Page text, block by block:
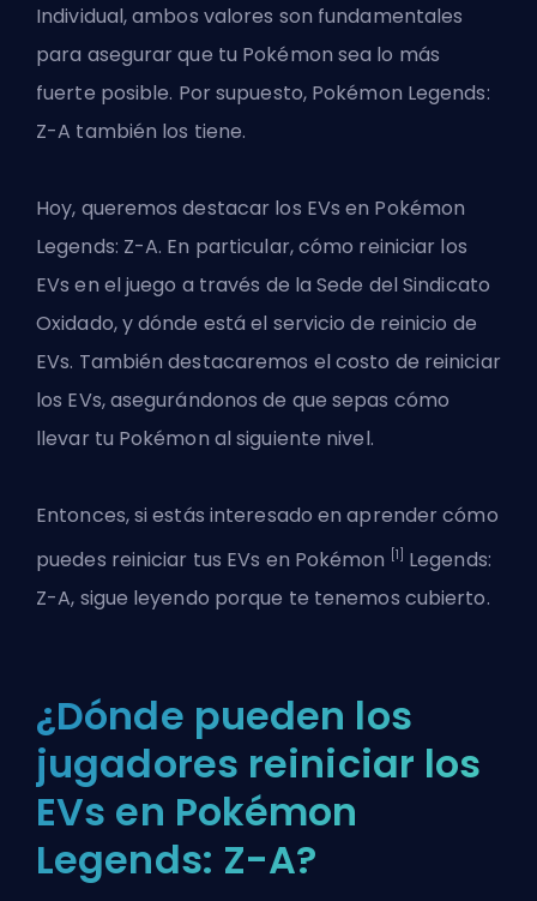
Individual, ambos valores son fundamentales
para asegurar que tu Pokémon sea lo más
fuerte posible. Por supuesto, Pokémon Legends:
Z-A también los tiene.
Hoy, queremos destacar los EVs en Pokémon
Legends: Z-A. En particular, cómo reiniciar los
EVs en el juego a través de la Sede del Sindicato
Oxidado, y dónde está el servicio de reinicio de
EVs. También destacaremos el costo de reiniciar
los EVs, asegurándonos de que sepas cómo
llevar tu Pokémon al siguiente nivel.
Entonces, si estás interesado en aprender cómo
puedes reiniciar tus EVs en Pokémon
[1]
Legends:
Z-A, sigue leyendo porque te tenemos cubierto.
¿Dónde pueden los
jugadores reiniciar los
EVs en Pokémon
Legends: Z-A?